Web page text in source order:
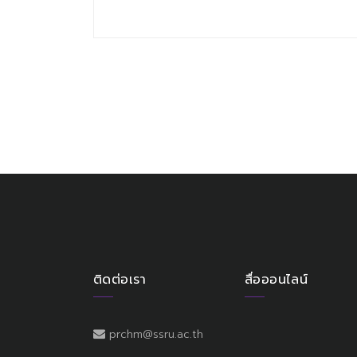
ติดต่อเรา
prchm@ssru.ac.th
สื่อออนไลน์